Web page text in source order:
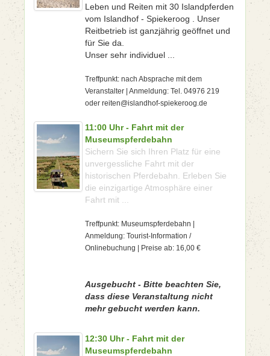
Leben und Reiten mit 30 Islandpferden
vom Islandhof - Spiekeroog . Unser
Reitbetrieb ist ganzjährig geöffnet und
für Sie da.
Unser sehr individuel ...
Treffpunkt: nach Absprache mit dem
Veranstalter | Anmeldung: Tel. 04976 219
oder reiten@islandhof-spiekeroog.de
11:00 Uhr - Fahrt mit der
Museumspferdebahn
Sichern Sie sich Ihren Platz für eine
unvergessliche Fahrt mit der
historischen Pferdebahn. Erleben Sie
die einzigartige Atmosphäre einer
Fahrt mit ...
Treffpunkt: Museumspferdebahn |
Anmeldung: Tourist-Information /
Onlinebuchung | Preise ab: 16,00 €
Ausgebucht - Bitte beachten Sie,
dass diese Veranstaltung nicht
mehr gebucht werden kann.
12:30 Uhr - Fahrt mit der
Museumspferdebahn